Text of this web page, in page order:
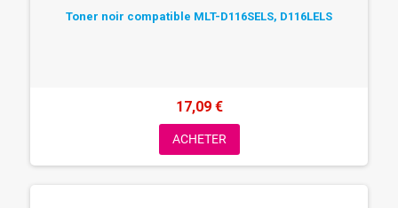
Toner noir compatible MLT-D116SELS, D116LELS
17,09 €
ACHETER